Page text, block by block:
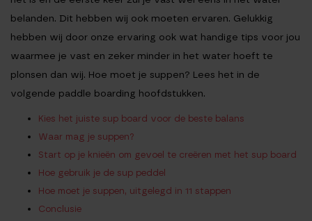
belanden. Dit hebben wij ook moeten ervaren. Gelukkig
hebben wij door onze ervaring ook wat handige tips voor jou
waarmee je vast en zeker minder in het water hoeft te
plonsen dan wij. Hoe moet je suppen? Lees het in de
volgende paddle boarding hoofdstukken.
Kies het juiste sup board voor de beste balans
Waar mag je suppen?
Start op je knieën om gevoel te creëren met het sup board
Hoe gebruik je de sup peddel
Hoe moet je suppen, uitgelegd in 11 stappen
Conclusie